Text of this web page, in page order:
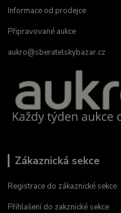
Informace od prodejce
Připravované aukce
aukro@sberatelskybazar.cz
Zákaznická sekce
Registrace do zákaznické sekce
Přihlašení do zakznické sekce